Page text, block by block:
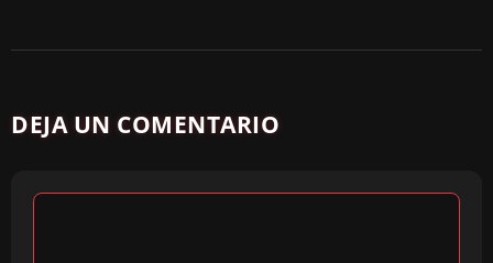
DEJA UN COMENTARIO